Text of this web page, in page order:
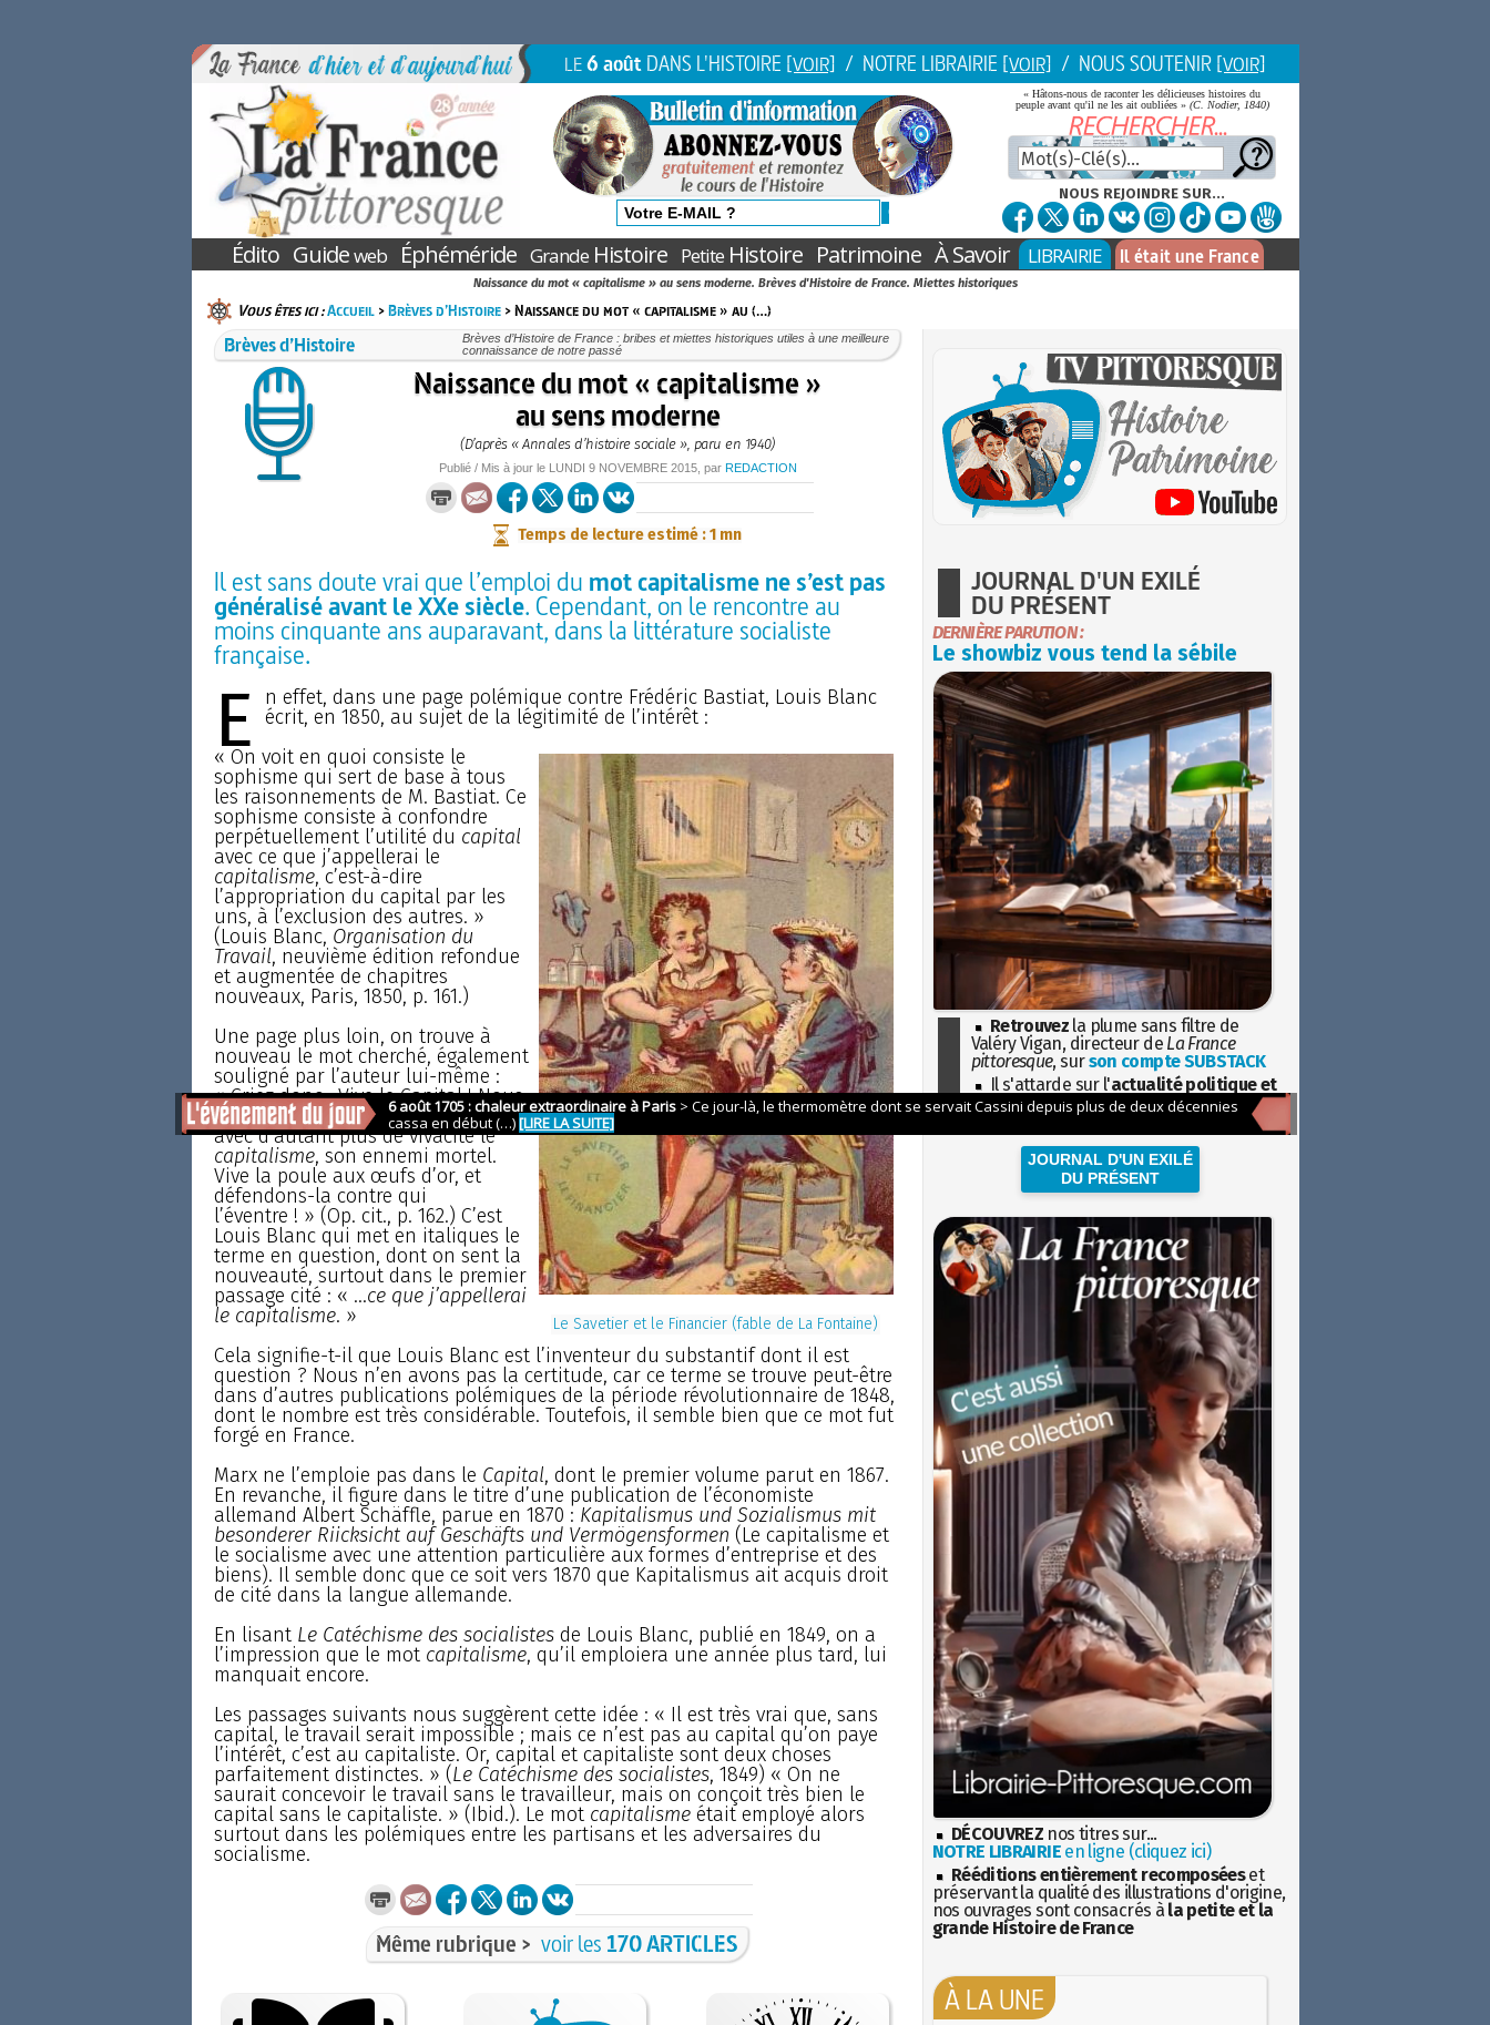
LE6 août DANS L'HISTOIRE [VOIR] / NOTRE LIBRAIRIE [VOIR] / NOUS SOUTENIR [VOIR]
« Hâtons-nous de raconter les délicieuses histoires du
peuple avant qu'il ne les ait oubliées » (C. Nodier, 1840)
NOUS REJOINDRE SUR...
Édito Guideweb Éphéméride GrandeHistoire PetiteHistoire Patrimoine À Savoir LIBRAIRIE Il était une France
Naissance du mot « capitalisme » au sens moderne. Brèves d'Histoire de France. Miettes historiques
Vous êtes ici :Accueil>Brèves d’Histoire> Naissance du mot « capitalisme » au (…)
Brèves d’Histoire
Brèves d’Histoire de France : bribes et miettes historiques utiles à une meilleure
connaissance de notre passé
Naissance du mot « capitalisme »
au sens moderne
(D’après « Annales d’histoire sociale », paru en 1940)
Publié / Mis à jour le LUNDI 9 NOVEMBRE 2015, par REDACTION
Temps de lecture estimé : 1 mn
Il est sans doute vrai que l’emploi du mot capitalisme ne s’est pas
généralisé avant le XXe siècle. Cependant, on le rencontre au
moins cinquante ans auparavant, dans la littérature socialiste
française.
E
n effet, dans une page polémique contre Frédéric Bastiat, Louis Blanc
écrit, en 1850, au sujet de la légitimité de l’intérêt :
Le Savetier et le Financier (fable de La Fontaine)
« On voit en quoi consiste le
sophisme qui sert de base à tous
les raisonnements de M. Bastiat. Ce
sophisme consiste à confondre
perpétuellement l’utilité du capital
avec ce que j’appellerai le
capitalisme, c’est-à-dire
l’appropriation du capital par les
uns, à l’exclusion des autres. »
(Louis Blanc, Organisation du
Travail, neuvième édition refondue
et augmentée de chapitres
nouveaux, Paris, 1850, p. 161.)
Une page plus loin, on trouve à
nouveau le mot cherché, également
souligné par l’auteur lui-même :
« Criez donc : Vive le Capital ! Nous
applaudirons, et nous attaquerons
avec d’autant plus de vivacité le
capitalisme, son ennemi mortel.
Vive la poule aux œufs d’or, et
défendons-la contre qui
l’éventre ! » (Op. cit., p. 162.) C’est
Louis Blanc qui met en italiques le
terme en question, dont on sent la
nouveauté, surtout dans le premier
passage cité : « ...ce que j’appellerai
le capitalisme. »
Cela signifie-t-il que Louis Blanc est l’inventeur du substantif dont il est
question ? Nous n’en avons pas la certitude, car ce terme se trouve peut-être
dans d’autres publications polémiques de la période révolutionnaire de 1848,
dont le nombre est très considérable. Toutefois, il semble bien que ce mot fut
forgé en France.
Marx ne l’emploie pas dans le Capital, dont le premier volume parut en 1867.
En revanche, il figure dans le titre d’une publication de l’économiste
allemand Albert Schäffle, parue en 1870 : Kapitalismus und Sozialismus mit
besonderer Riicksicht auf Geschäfts und Vermögensformen (Le capitalisme et
le socialisme avec une attention particulière aux formes d’entreprise et des
biens). Il semble donc que ce soit vers 1870 que Kapitalismus ait acquis droit
de cité dans la langue allemande.
En lisant Le Catéchisme des socialistesde Louis Blanc, publié en 1849, on a
l’impression que le mot capitalisme, qu’il emploiera une année plus tard, lui
manquait encore.
Les passages suivants nous suggèrent cette idée : « Il est très vrai que, sans
capital, le travail serait impossible ; mais ce n’est pas au capital qu’on paye
l’intérêt, c’est au capitaliste. Or, capital et capitaliste sont deux choses
parfaitement distinctes. » (Le Catéchisme des socialistes, 1849) « On ne
saurait concevoir le travail sans le travailleur, mais on conçoit très bien le
capital sans le capitaliste. » (Ibid.). Le mot capitalismeétait employé alors
surtout dans les polémiques entre les partisans et les adversaires du
socialisme.
Même rubrique > voir les 170 ARTICLES
JOURNAL D'UN EXILÉ
DU PRÉSENT
DERNIÈRE PARUTION :
Le showbiz vous tend la sébile
Retrouvez la plume sans filtre de
Valéry Vigan, directeur de La France
pittoresque, surson compte SUBSTACK
Il s'attarde sur l'actualité politique et
sociétaleavec la hauteur de vue de
JOURNAL D'UN EXILÉ
DU PRÉSENT
DÉCOUVREZ nos titres sur...
NOTRE LIBRAIRIEen ligne (cliquez ici)
Rééditions entièrement recomposéeset
préservant la qualité des illustrations d'origine,
nos ouvrages sont consacrés à la petite et la
grande Histoire de France
À LA UNE